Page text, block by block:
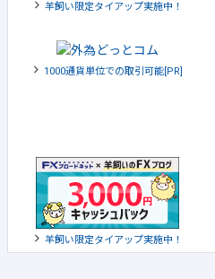
羊飼い限定タイアップ実施中！
1000通貨単位での取引可能[PR]
羊飼い限定タイアップ実施中！